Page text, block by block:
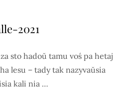
2021
sto hadoŭ tamu voś pa hetaj
lesu – tady tak nazyvaŭsia
kali nia …